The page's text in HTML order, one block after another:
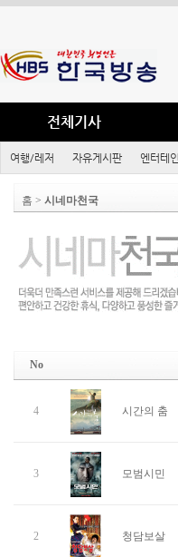
전체기사
여행/레저 자유게시판 엔터테
홈 > 시네마천국
No
4 시간의 춤
3 모범시민
2 청담보살